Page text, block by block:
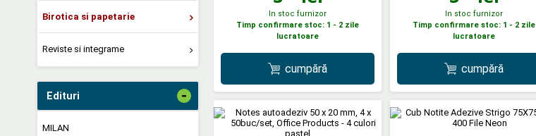
Birotica si papetarie
Reviste si integrame
Edituri -
MILAN
In stoc furnizor
Timp confirmare stoc: 1 - 2 zile
lucratoare
cumpără
In stoc furnizor
Timp confirmare stoc: 1 - 2 zile
lucratoare
cumpără